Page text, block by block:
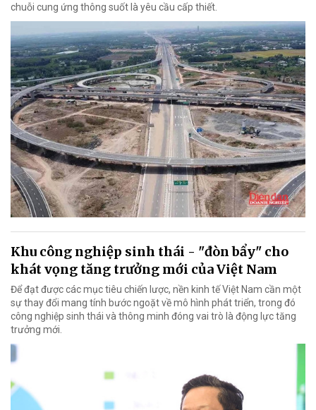
chuỗi cung ứng thông suốt là yêu cầu cấp thiết.
Khu công nghiệp sinh thái - "đòn bẩy" cho
khát vọng tăng trưởng mới của Việt Nam
Để đạt được các mục tiêu chiến lược, nền kinh tế Việt Nam cần một
sự thay đổi mang tính bước ngoặt về mô hình phát triển, trong đó
công nghiệp sinh thái và thông minh đóng vai trò là động lực tăng
trưởng mới.